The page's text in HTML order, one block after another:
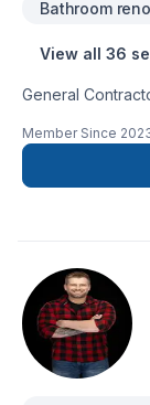
Bathroom
View all 36
General
remodeling
Member Since